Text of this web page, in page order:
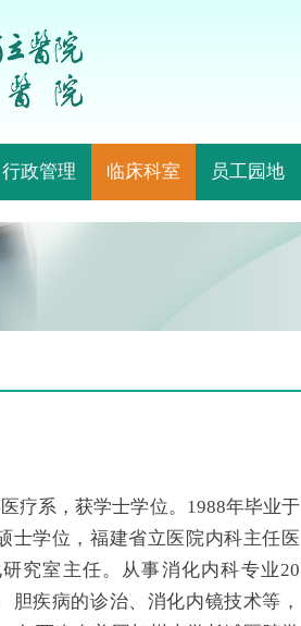
行政管理 临床科室 员工园地
疗系，获学士学位。1988年毕业于
士学位，福建省立医院内科主任医
究室主任。从事消化内科专业20
疾病的诊治、消化内镜技术等，